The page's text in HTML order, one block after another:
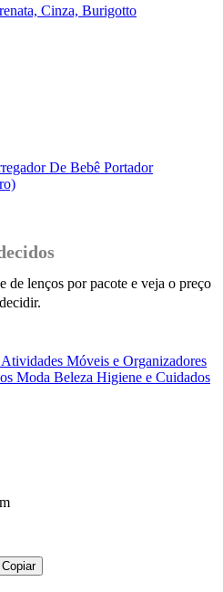
Cinza, Burigotto
De Bebê Portador
de lenços por pacote e veja o preço
Móveis e Organizadores
Moda Beleza Higiene e Cuidados
Copiar